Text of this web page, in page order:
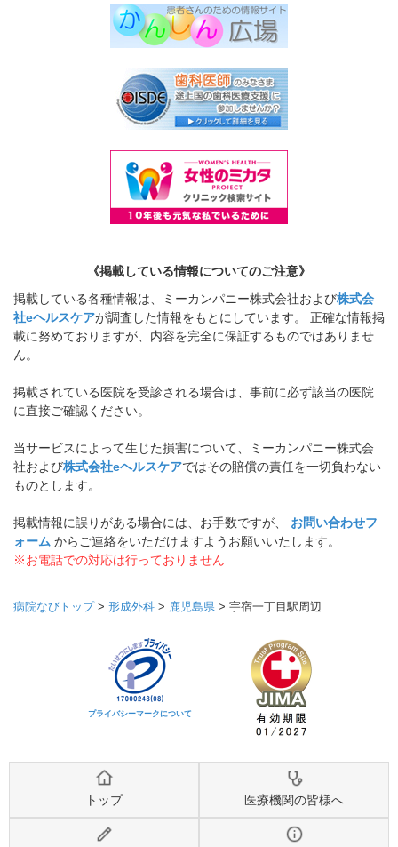
《掲載している情報についてのご注意》
掲載している各種情報は、ミーカンパニー株式会社および株式会
社eヘルスケアが調査した情報をもとにしています。 正確な情報掲
載に努めておりますが、内容を完全に保証するものではありませ
ん。
掲載されている医院を受診される場合は、事前に必ず該当の医院
に直接ご確認ください。
当サービスによって生じた損害について、ミーカンパニー株式会
社および株式会社eヘルスケアではその賠償の責任を一切負わない
ものとします。
掲載情報に誤りがある場合には、お手数ですが、 お問い合わせフ
ォーム からご連絡をいただけますようお願いいたします。
※お電話での対応は行っておりません
病院なびトップ> 形成外科 > 鹿児島県 > 宇宿一丁目駅周辺
プライバシーマークについて
トップ 医療機関の皆様へ